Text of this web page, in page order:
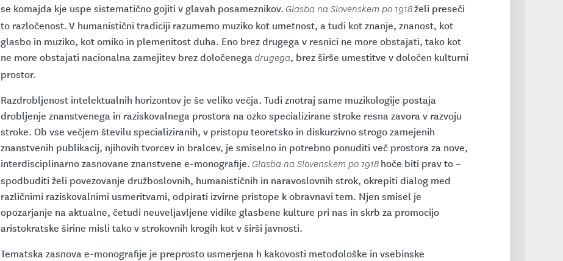
se komajda kje uspe sistematično gojiti v glavah posameznikov. Glasba na Slovenskem po 1918želi preseči
to razločenost. V humanistični tradiciji razumemo muziko kot umetnost, a tudi kot znanje, znanost, kot
glasbo in muziko, kot omiko in plemenitost duha. Eno brez drugega v resnici ne more obstajati, tako kot
ne more obstajati nacionalna zamejitev brez določenegadrugega, brez širše umestitve v določen kulturni
prostor.
Razdrobljenost intelektualnih horizontov je še veliko večja. Tudi znotraj same muzikologije postaja
drobljenje znanstvenega in raziskovalnega prostora na ozko specializirane stroke resna zavora v razvoju
stroke. Ob vse večjem številu specializiranih, v pristopu teoretsko in diskurzivno strogo zamejenih
znanstvenih publikacij, njihovih tvorcev in bralcev, je smiselno in potrebno ponuditi več prostora za nove,
interdisciplinarno zasnovane znanstvene e-monografije. Glasba na Slovenskem po 1918hoče biti prav to –
spodbuditi želi povezovanje družboslovnih, humanističnih in naravoslovnih strok, okrepiti dialog med
različnimi raziskovalnimi usmeritvami, odpirati izvirne pristope k obravnavi tem. Njen smisel je
opozarjanje na aktualne, četudi neuveljavljene vidike glasbene kulture pri nas in skrb za promocijo
aristokratske širine misli tako v strokovnih krogih kot v širši javnosti.
Tematska zasnova e-monografije je preprosto usmerjena h kakovosti metodološke in vsebinske